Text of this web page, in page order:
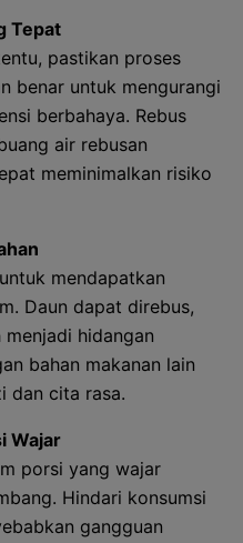
Tepat
pastikan proses
benar untuk mengurangi
berbahaya. Rebus
air rebusan
meminimalkan risiko
mendapatkan
Daun dapat direbus,
hidangan
bahan makanan lain
dan cita rasa.
Wajar
porsi yang wajar
Hindari konsumsi
gangguan